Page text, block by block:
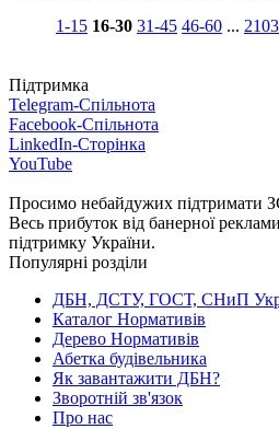
1-15 16-30 31-45 46-60 ...
Підтримка
Telegram-Спільнота
Facebook-Спільнота
LinkedIn-Сторінка
YouTube
Просимо небайдужих підтримати
Весь прибуток від банерної
підтримку України.
Популярні розділи
ДБН, ДСТУ, ГОСТ, СНиП
Каталог Нормативів
Дерево Нормативів
Абетка будівельника
Як завантажити ДБН?
Зворотній зв'язок
Про нас